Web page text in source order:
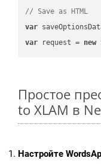
// Save as HTML
var
var request = new
Простое
to XLAM в
Настройте